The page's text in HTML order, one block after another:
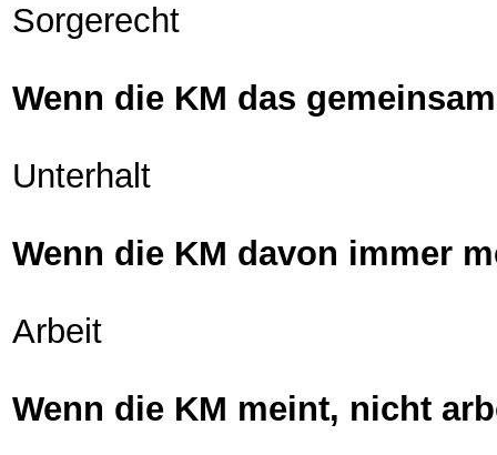
Sorgerecht
Wenn die KM das
Unterhalt
Wenn die KM davon immer
Arbeit
Wenn die KM meint, nicht